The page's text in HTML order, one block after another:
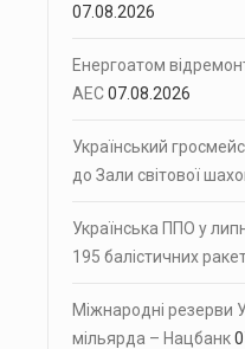
07.08.2026
Енергоатом
АЕС07.08.2026
Український
до Зали світової
Українська ППО у
195 балістичних
Міжнародні резерви
мільярда – Нацбанк